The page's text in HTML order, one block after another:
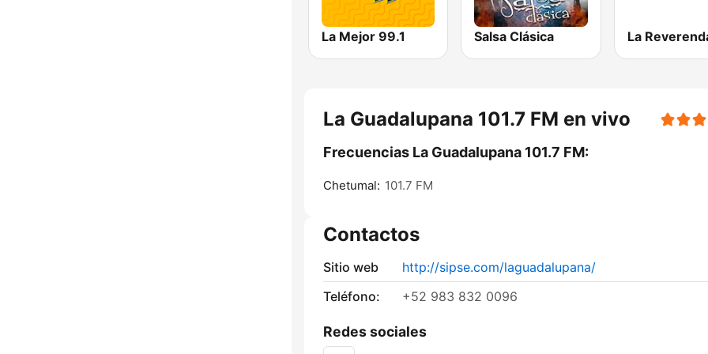
La Mejor 99.1 Salsa Clásica
La Guadalupana 101.7 FM en vivo
Frecuencias La Guadalupana 101.7 FM:
Chetumal: 101.7 FM
Contactos
Sitio web
http://sipse.com/laguadalupana/
Teléfono:
+52 983 832 0096
Redes sociales